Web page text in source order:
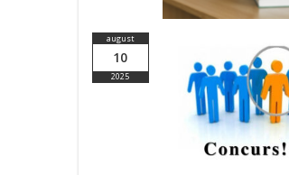
august
10
2025